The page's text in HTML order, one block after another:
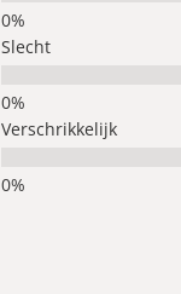
Slecht
Verschrikkelijk